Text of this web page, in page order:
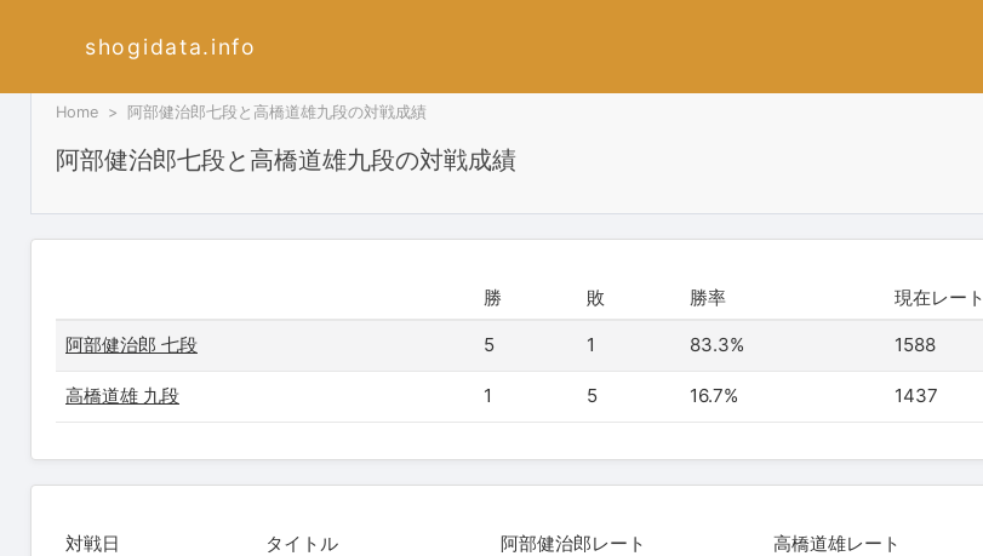
shogidata.info
Home 阿部健治郎七段と高橋道雄九段の対戦成績
阿部健治郎七段と高橋道雄九段の対戦成績
勝 敗 勝率 現在レート
阿部健治郎 七段 5 1 83.3% 1588
高橋道雄 九段 1 5 16.7% 1437
対戦日 タイトル 阿部健治郎レート 高橋道雄レート